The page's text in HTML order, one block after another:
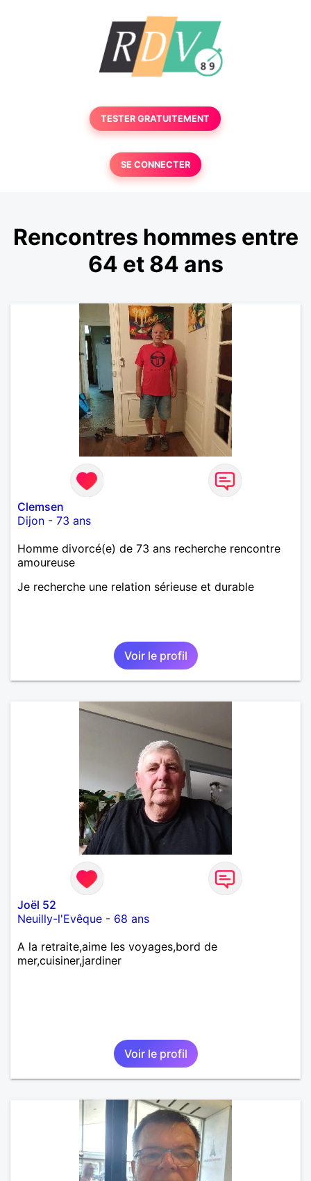
TESTER GRATUITEMENT
SE CONNECTER
Rencontres hommes entre
64 et 84 ans
Clemsen
Dijon - 73 ans
Homme divorcé(e) de 73 ans recherche rencontre
amoureuse
Je recherche une relation sérieuse et durable
Voir le profil
Joël 52
Neuilly-l'Evêque - 68 ans
A la retraite,aime les voyages,bord de
mer,cuisiner,jardiner
Voir le profil